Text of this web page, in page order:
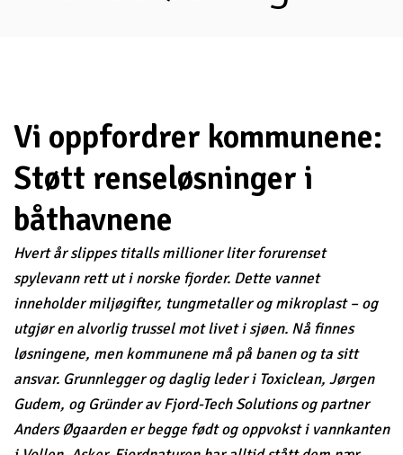
Vi oppfordrer kommunene:
Støtt renseløsninger i
båthavnene
Hvert år slippes titalls millioner liter forurenset
spylevann rett ut i norske fjorder. Dette vannet
inneholder miljøgifter, tungmetaller og mikroplast – og
utgjør en alvorlig trussel mot livet i sjøen. Nå finnes
løsningene, men kommunene må på banen og ta sitt
ansvar. Grunnlegger og daglig leder i Toxiclean, Jørgen
Gudem, og Gründer av Fjord-Tech Solutions og partner
Anders Øgaarden er begge født og oppvokst i vannkanten